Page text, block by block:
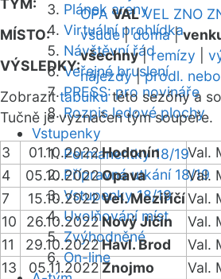
Plánek areny
Virtuální prohlídka
Návštěvní řád
Veřejné bruslení
PRESS: pro novináře
Rozpis ledové plochy
Vstupenky
Permanentky 18/19
Přípravná utkání 18/19
Vstupenky 18/19
Uvolňování míst
Zvýhodněné
On-line
TÝM:
OPA VAL VEL ZNO
MÍSTO:
všude|doma|
VÝSLEDKY:
všechny|remízy
nájezdy|prodl.
Zobrazittabulkutéto sezóny a
Tučně je vyznačen tým soupeře.
3 01.10.2022Hodonín Val.
4
05.10.2022Opava Val.
7
15.10.2022Vel. MeziříčíVal.
10
26.10.2022 Nový Jičín Val.
11
29.10.2022Havl. Brod Val.
13
05.11.2022 Znojmo Val.